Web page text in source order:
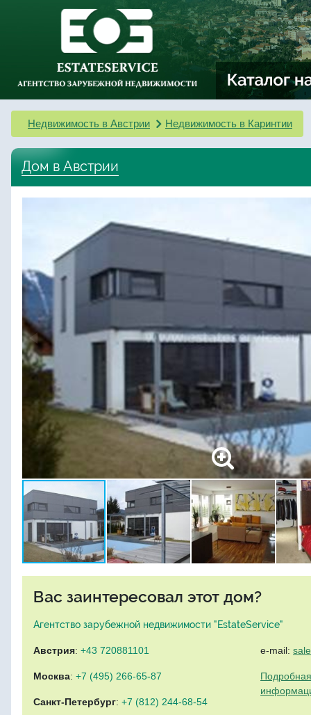
Недвижимость в Австрии Недвижимость в Каринтии
Дом в Австрии
Вас заинтересовал этот дом?
Агентство зарубежной недвижимости "EstateService"
Австрия: +43 720881101
Москва: +7 (495) 266-65-87
Санкт-Петербург: +7 (812) 244-68-54
e-mail: